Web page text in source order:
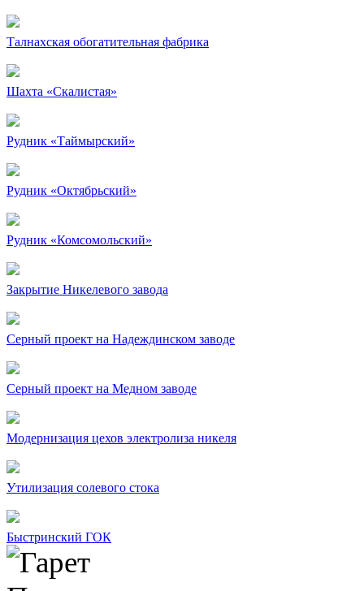
Талнахская обогатительная фабрика
Шахта «Скалистая»
Рудник «Таймырский»
Рудник «Октябрьский»
Рудник «Комсомольский»
Закрытие Никелевого завода
Серный проект на Надеждинском заводе
Серный проект на Медном заводе
Модернизация цехов электролиза никеля
Утилизация солевого стока
Быстринский ГОК